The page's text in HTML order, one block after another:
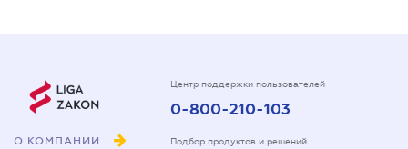
О КОМПАНИИ
Центр поддержки пользователей
0-800-210-103
Подбор продуктов и решений